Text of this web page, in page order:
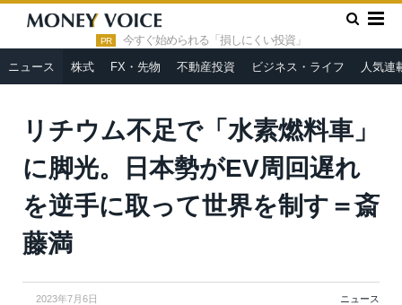
PR 今すぐ始められる「損しにくい投資」
ニュース 株式 FX・先物 不動産投資 ビジネス・ライフ 人気連
HOME » ニュース »
リチウム不足で「水素燃料車」に脚光。日
本勢がEV周回遅れを逆手に取って世界を制す＝斎藤満
リチウム不足で「水素燃料車」
に脚光。日本勢がEV周回遅れ
を逆手に取って世界を制す＝斎
藤満
2023年7月6日 ニュース